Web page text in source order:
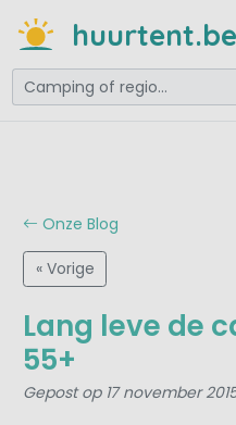
huurtent.be
Onze Blog
« Vorige
Lang leve de
55+
Gepost op 17 november